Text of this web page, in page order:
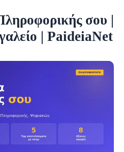
σου |
| PaideiaNet